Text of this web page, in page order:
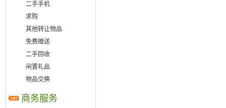
二手手机
求购
其他转让物品
免费赠送
二手回收
闲置礼品
物品交换
商务服务